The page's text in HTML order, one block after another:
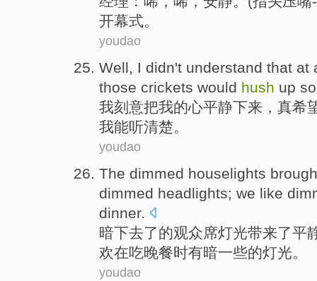
开幕式。
youdao
Well, I didn't understand that at
those crickets would hush up so
我刻意把我的心平静下来， 真希
我能听清楚。
youdao
The dimmed houselights
dimmed headlights; we like
dinner.
暗下去了的观众席灯光带来了平
欢在吃晚餐时有暗一些的灯光。
youdao